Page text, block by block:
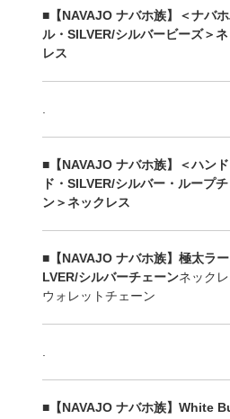
■【NAVAJO ナバホ族】＜ナバ
ル・SILVER/シルバービーズ＞ネ
レス
■【NAVAJO ナバホ族】＜ハン
ド・SILVER/シルバー・ループ
ン＞ネックレス
■【NAVAJO ナバホ族】極太ラ
LVER/シルバーチェーンネック
ウォレットチェーン
■【NAVAJO ナバホ族】White